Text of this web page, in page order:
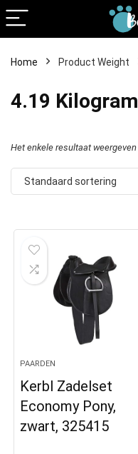
Home Product Weight
4.19 Kilogram
Het enkele resultaat weergeven
Standaard sortering
PAARDEN
Kerbl Zadelset
Economy Pony,
zwart, 325415